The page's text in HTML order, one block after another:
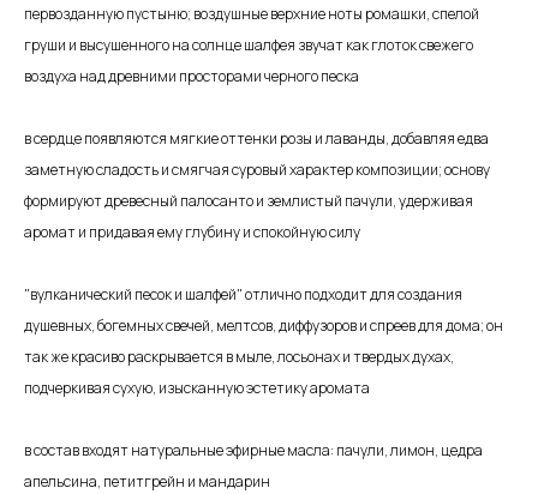
первозданную пустыню; воздушные верхние ноты ромашки, спелой
груши и высушенного на солнце шалфея звучат как глоток свежего
воздуха над древними просторами черного песка
в сердце появляются мягкие оттенки розы и лаванды, добавляя едва
заметную сладость и смягчая суровый характер композиции; основу
формируют древесный палосанто и землистый пачули, удерживая
аромат и придавая ему глубину и спокойную силу
"вулканический песок и шалфей" отлично подходит для создания
душевных, богемных свечей, мелтсов, диффузоров и спреев для дома; он
так же красиво раскрывается в мыле, лосьонах и твердых духах,
подчеркивая сухую, изысканную эстетику аромата
в состав входят натуральные эфирные масла: пачули, лимон, цедра
апельсина, петитгрейн и мандарин